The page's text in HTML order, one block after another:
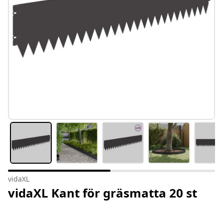
vidaXL
vidaXL Kant för gräsmatta 20 st